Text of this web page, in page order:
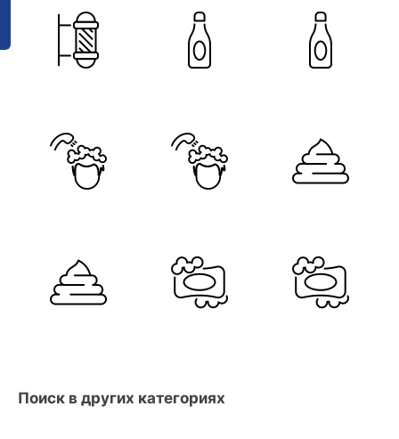
Поиск в других категориях